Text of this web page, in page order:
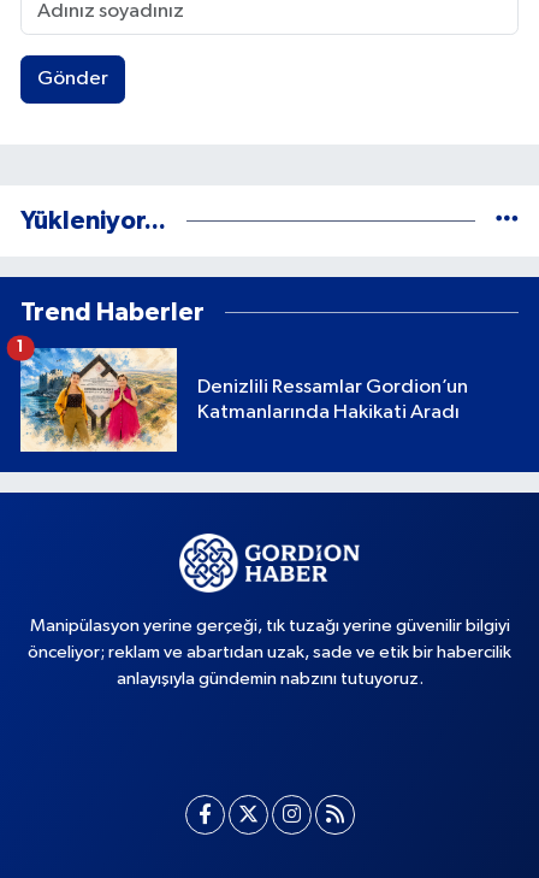
Gönder
Yükleniyor...
Trend Haberler
Denizlili Ressamlar Gordion’un
Katmanlarında Hakikati Aradı
1
Manipülasyon yerine gerçeği, tık tuzağı yerine güvenilir bilgiyi
önceliyor; reklam ve abartıdan uzak, sade ve etik bir habercilik
anlayışıyla gündemin nabzını tutuyoruz.